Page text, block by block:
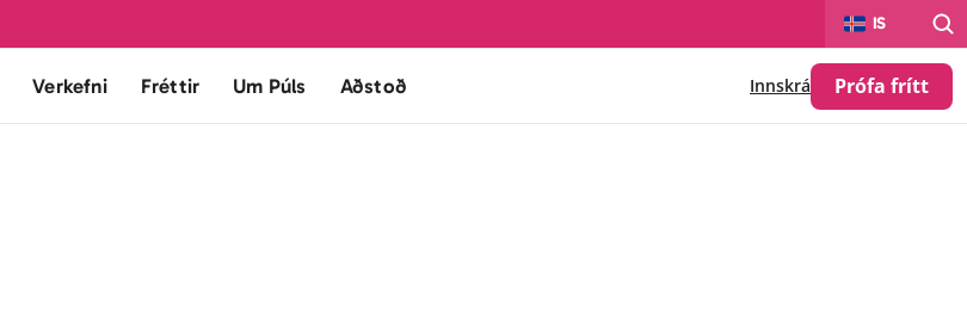
IS
Verkefni Fréttir Um Púls Aðstoð Prófa frítt
Innskrá